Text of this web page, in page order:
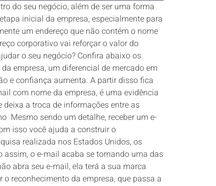
do seu negócio, além de ser uma forma
inicial da empresa, especialmente para
um endereço que não contém o nome
corporativo vai reforçar o valor do
o seu negócio? Confira abaixo os
empresa, um diferencial de mercado em
e confiança aumenta. A partir disso fica
com nome da empresa, é uma evidência
a troca de informações entre as
Mesmo sendo um detalhe, receber um e-
isso você ajuda a construir o
realizada nos Estados Unidos, os
assim, o e-mail acaba se tornando uma das
abra seu e-mail, ela terá a sua marca
reconhecimento da empresa, que passa a